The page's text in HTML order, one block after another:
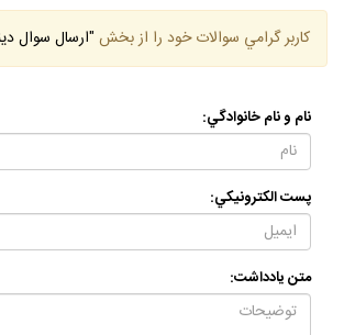
كاربر گرامي سوالات خود را از بخش "ارسال سوال
نام و نام خانوادگي:
پست الكترونيكي:
متن يادداشت: